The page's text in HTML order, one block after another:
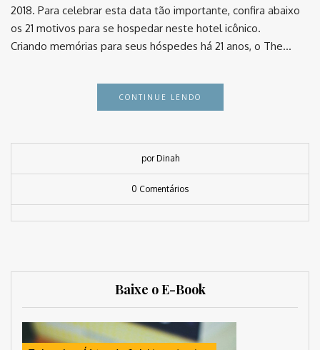
2018. Para celebrar esta data tão importante, confira abaixo
os 21 motivos para se hospedar neste hotel icônico. ⠀
Criando memórias para seus hóspedes há 21 anos, o The…
CONTINUE LENDO
por Dinah
0 Comentários
Baixe o E-Book